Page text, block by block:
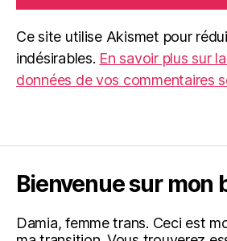
Ce site utilise Akismet pour
indésirables. En savoir plus sur
données de vos commentaires
Bienvenue sur mon
Damia, femme trans. Ceci est